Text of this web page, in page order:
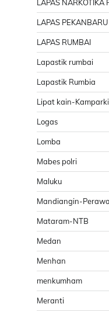
LAPAS NARKOTIKA
LAPAS PEKANBARU
LAPAS RUMBAI
Lapastik rumbai
Lapastik Rumbia
Lipat kain-
Logas
Lomba
Mabes polri
Maluku
Mandiangin-
Mataram-NTB
Medan
Menhan
menkumham
Meranti